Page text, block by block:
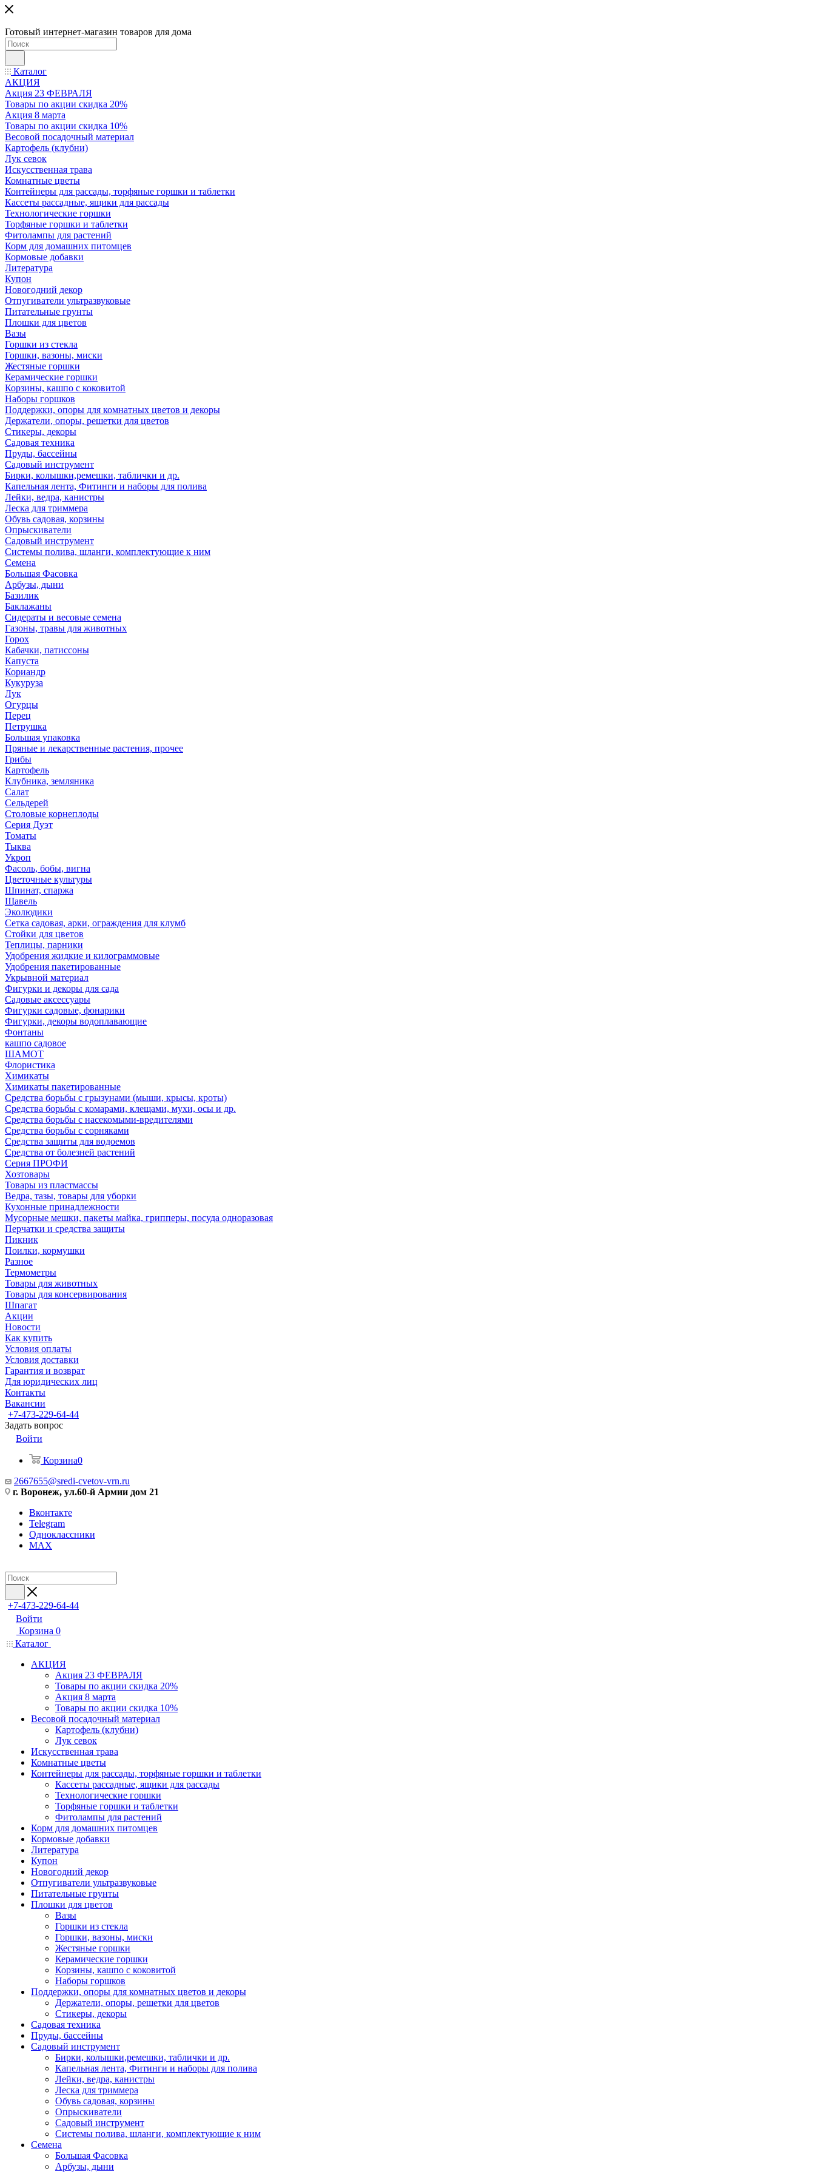
Готовый интернет-магазин товаров для дома
Каталог
АКЦИЯ
Акция 23 ФЕВРАЛЯ
Товары по акции скидка 20%
Акция 8 марта
Товары по акции скидка 10%
Весовой посадочный материал
Картофель (клубни)
Лук севок
Искусственная трава
Комнатные цветы
Контейнеры для рассады, торфяные горшки и таблетки
Кассеты рассадные, ящики для рассады
Технологические горшки
Торфяные горшки и таблетки
Фитолампы для растений
Корм для домашних питомцев
Кормовые добавки
Литература
Купон
Новогодний декор
Отпугиватели ультразвуковые
Питательные грунты
Плошки для цветов
Вазы
Горшки из стекла
Горшки, вазоны, миски
Жестяные горшки
Керамические горшки
Корзины, кашпо с коковитой
Наборы горшков
Поддержки, опоры для комнатных цветов и декоры
Держатели, опоры, решетки для цветов
Стикеры, декоры
Садовая техника
Пруды, бассейны
Садовый инструмент
Бирки, колышки,ремешки, таблички и др.
Капельная лента, Фитинги и наборы для полива
Лейки, ведра, канистры
Леска для триммера
Обувь садовая, корзины
Опрыскиватели
Садовый инструмент
Системы полива, шланги, комплектующие к ним
Семена
Большая Фасовка
Арбузы, дыни
Базилик
Баклажаны
Сидераты и весовые семена
Газоны, травы для животных
Горох
Кабачки, патиссоны
Капуста
Кориандр
Кукуруза
Лук
Огурцы
Перец
Петрушка
Большая упаковка
Пряные и лекарственные растения, прочее
Грибы
Картофель
Клубника, земляника
Салат
Сельдерей
Столовые корнеплоды
Серия Дуэт
Томаты
Тыква
Укроп
Фасоль, бобы, вигна
Цветочные культуры
Шпинат, спаржа
Щавель
Эколюдики
Сетка садовая, арки, ограждения для клумб
Стойки для цветов
Теплицы, парники
Удобрения жидкие и килограммовые
Удобрения пакетированные
Укрывной материал
Фигурки и декоры для сада
Садовые аксессуары
Фигурки садовые, фонарики
Фигурки, декоры водоплавающие
Фонтаны
кашпо садовое
ШАМОТ
Флористика
Химикаты
Химикаты пакетированные
Средства борьбы с грызунами (мыши, крысы, кроты)
Средства борьбы с комарами, клещами, мухи, осы и др.
Средства борьбы с насекомыми-вредителями
Средства борьбы с сорняками
Средства защиты для водоемов
Средства от болезней растений
Серия ПРОФИ
Хозтовары
Товары из пластмассы
Ведра, тазы, товары для уборки
Кухонные принадлежности
Мусорные мешки, пакеты майка, грипперы, посуда одноразовая
Перчатки и средства защиты
Пикник
Поилки, кормушки
Разное
Термометры
Товары для животных
Товары для консервирования
Шпагат
Акции
Новости
Как купить
Условия оплаты
Условия доставки
Гарантия и возврат
Для юридических лиц
Контакты
Вакансии
+7-473-229-64-44
Задать вопрос
Войти
Корзина0
2667655@sredi-cvetov-vrn.ru
г. Воронеж, ул.60-й Армии дом 21
Вконтакте
Telegram
Одноклассники
MAX
+7-473-229-64-44
Войти
Корзина 0
Каталог
АКЦИЯ
Акция 23 ФЕВРАЛЯ
Товары по акции скидка 20%
Акция 8 марта
Товары по акции скидка 10%
Весовой посадочный материал
Картофель (клубни)
Лук севок
Искусственная трава
Комнатные цветы
Контейнеры для рассады, торфяные горшки и таблетки
Кассеты рассадные, ящики для рассады
Технологические горшки
Торфяные горшки и таблетки
Фитолампы для растений
Корм для домашних питомцев
Кормовые добавки
Литература
Купон
Новогодний декор
Отпугиватели ультразвуковые
Питательные грунты
Плошки для цветов
Вазы
Горшки из стекла
Горшки, вазоны, миски
Жестяные горшки
Керамические горшки
Корзины, кашпо с коковитой
Наборы горшков
Поддержки, опоры для комнатных цветов и декоры
Держатели, опоры, решетки для цветов
Стикеры, декоры
Садовая техника
Пруды, бассейны
Садовый инструмент
Бирки, колышки,ремешки, таблички и др.
Капельная лента, Фитинги и наборы для полива
Лейки, ведра, канистры
Леска для триммера
Обувь садовая, корзины
Опрыскиватели
Садовый инструмент
Системы полива, шланги, комплектующие к ним
Семена
Большая Фасовка
Арбузы, дыни